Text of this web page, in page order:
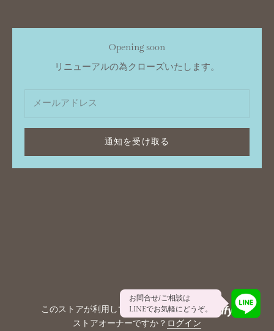
Opening soon
リニューアルの為クローズいたします。
通知を受け取る
このストアが利用しているシステムは
ストアオーナーですか？ ログイン
お問合せ/ご相談は
LINEでお気軽にどうぞ。